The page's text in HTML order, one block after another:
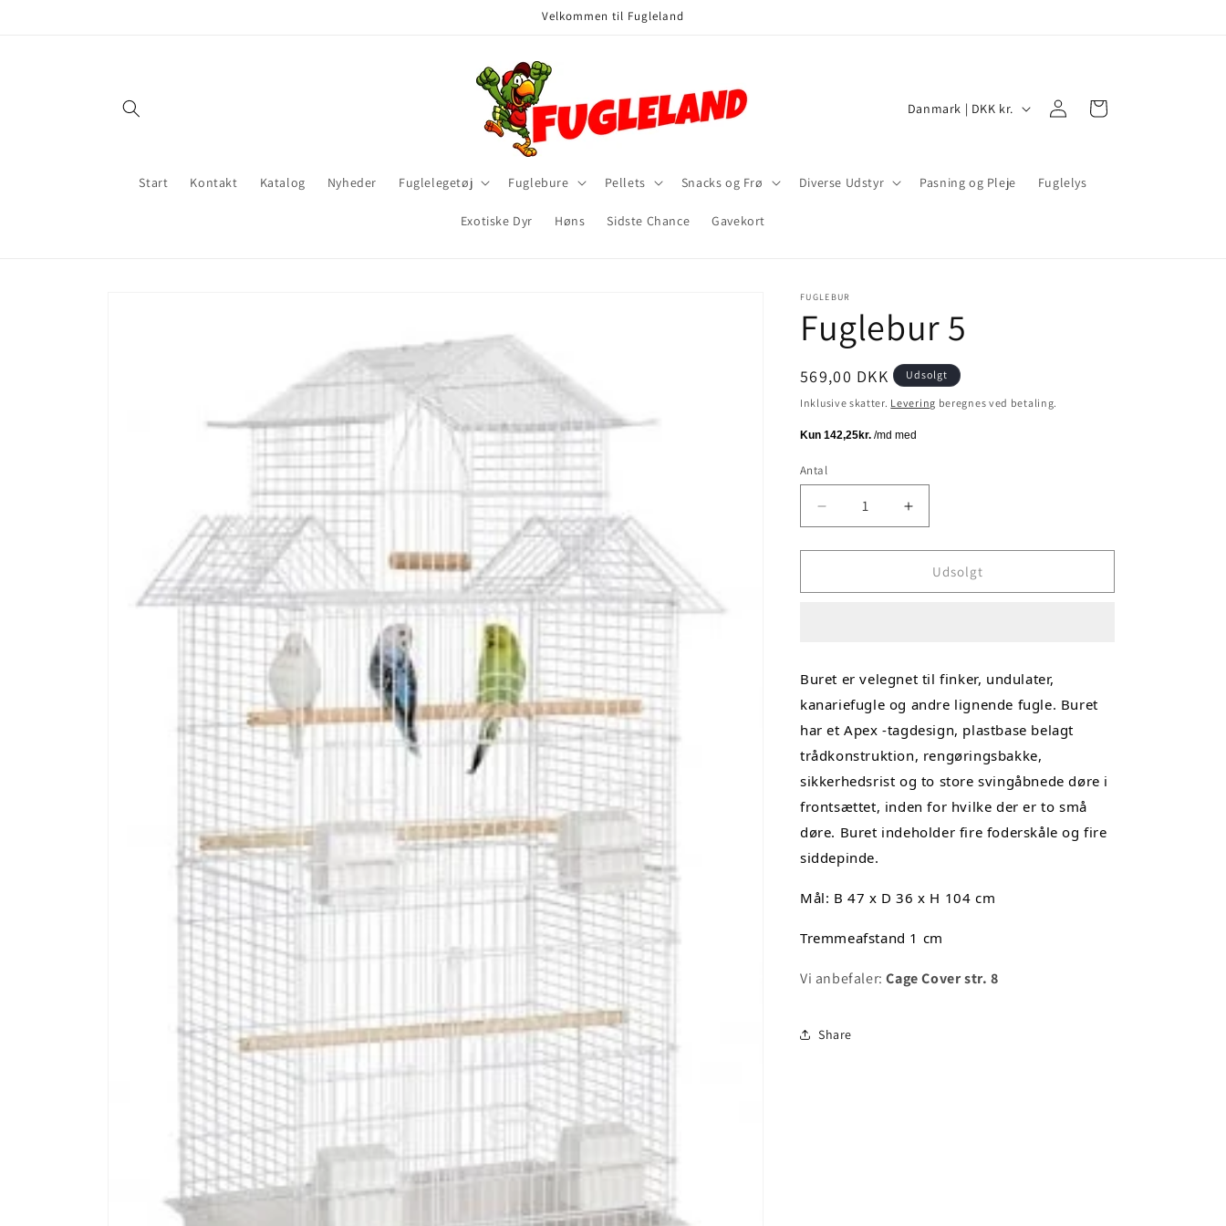
Velkommen til Fugleland
Start Kontakt Katalog Nyheder Fuglelegetøj Fuglebure Pellets Snacks og Frø Diverse Udstyr Pasning og Pleje Fuglelys
Exotiske Dyr Høns Sidste Chance Gavekort
d
å
d
e
Danmark | DKK kr.
Log
ind
Indkøbskurv
FUGLEBUR
Fuglebur 5
Normalpris
569,00 DKK Udsolgt
Inklusive skatter. Levering beregnes ved betaling.
Antal
Antal
Reducer
antallet
for
5
Øg
antallet
for
Fuglebur
5
Udsolgt
Buret er velegnet til finker, undulater,
kanariefugle og andre lignende fugle. Buret
har et Apex -tagdesign, plastbase belagt
trådkonstruktion, rengøringsbakke,
sikkerhedsrist og to store svingåbnede døre i
frontsættet, inden for hvilke der er to små
døre. Buret indeholder fire foderskåle og fire
siddepinde.
Mål: B 47 x D 36 x H 104 cm
Tremmeafstand 1 cm
Vi anbefaler:Cage Cover str. 8
Share